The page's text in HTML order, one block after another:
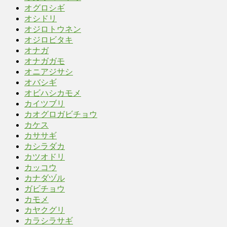
オグロシギ
オシドリ
オジロトウネン
オジロビタキ
オナガ
オナガガモ
オニアジサシ
オバシギ
オビハシカモメ
カイツブリ
カオグロガビチョウ
カケス
カササギ
カシラダカ
カツオドリ
カッコウ
カナダヅル
ガビチョウ
カモメ
カヤクグリ
カラシラサギ